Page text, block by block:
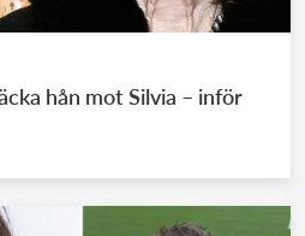
hån mot Silvia – inför